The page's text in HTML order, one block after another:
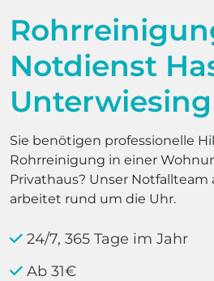
Notdienst
Unterwiesing
Sie benötigen professionelle
Rohrreinigung in einer
Privathaus? Unser Notfallteam
arbeitet rund um die Uhr.
24/7, 365 Tage im Jahr
Ab 31€